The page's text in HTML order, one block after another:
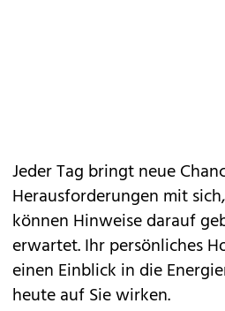
Jeder Tag bringt neue
Herausforderungen mit
können Hinweise darauf
erwartet. Ihr persönliches
einen Einblick in die
heute auf Sie wirken.